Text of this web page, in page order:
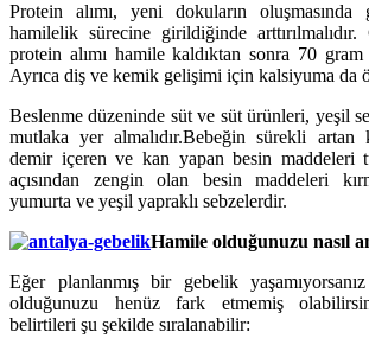
Protein alımı, yeni dokuların
hamilelik sürecine girildiğinde
protein alımı hamile kaldıktan sonra 70
Ayrıca diş ve kemik gelişimi için kalsiyuma da
Beslenme düzeninde süt ve süt ürünleri, yeşil
mutlaka yer almalıdır.Bebeğin sürekli
demir içeren ve kan yapan besin maddeleri
açısından zengin olan besin maddeleri
yumurta ve yeşil yapraklı sebzelerdir.
Hamile olduğunuzu nasıl
Eğer planlanmış bir gebelik
olduğunuzu henüz fark etmemiş
belirtileri şu şekilde sıralanabilir: